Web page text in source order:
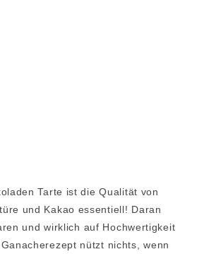
Tarte ist die Qualität von
und Kakao essentiell! Daran
und wirklich auf Hochwertigkeit
nützt nichts, wenn